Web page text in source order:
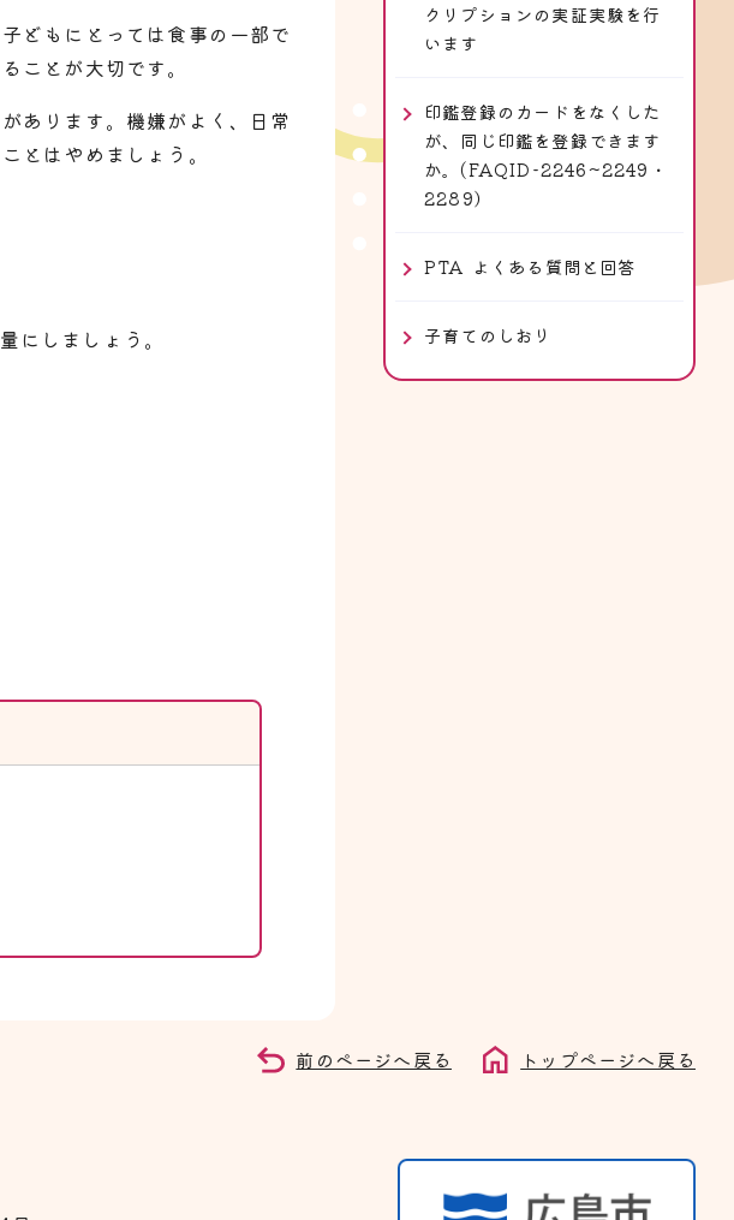
どもにとっては食事の一部で
ことが大切です。
あります。機嫌がよく、日常
とはやめましょう。
しましょう。
クリプションの実証実験を行
います
印鑑登録のカードをなくした
が、同じ印鑑を登録できます
か。(FAQID-2246~2249・
2289）
PTA よくある質問と回答
子育てのしおり
前のページへ戻る トップページへ戻る